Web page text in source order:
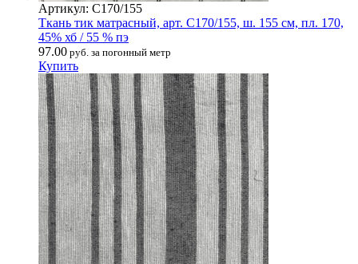
Артикул: С170/155
Ткань тик матрасный, арт. С170/155, ш. 155 см, пл. 170,
45% хб / 55 % пэ
97.00 руб. за погонный метр
Купить